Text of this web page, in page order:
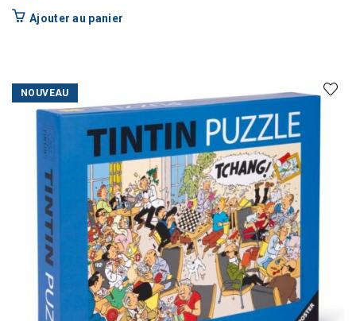
Ajouter au panier
NOUVEAU